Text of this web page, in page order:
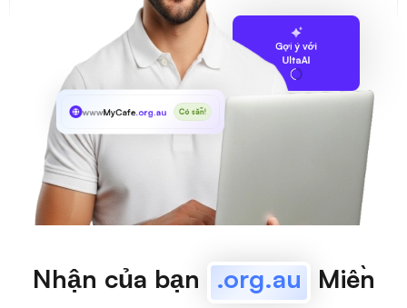
Gợi ý với
UltaAI
wwwMyCafe.org.au Có sẵn!
Nhận của bạn .org.au Miền